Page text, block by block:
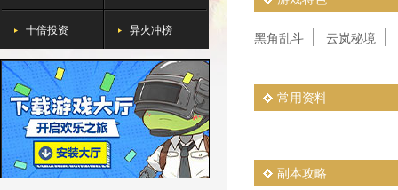
十倍投资 异火冲榜 黑角乱斗 云岚秘境
常用资料
副本攻略